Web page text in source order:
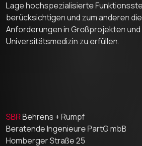
Lage hochspezialisierte
berücksichtigen und zum anderen
Anforderungen in Großprojekten
Universitätsmedizin zu erfüllen.
SBRBehrens + Rumpf
Beratende Ingenieure PartG mbB
Homberger Straße 25